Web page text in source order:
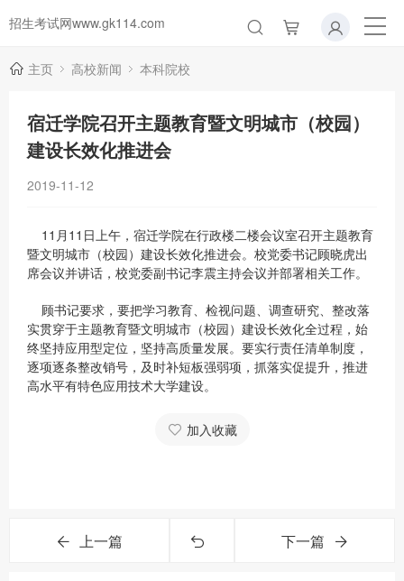
招生考试网www.gk114.com
主页 高校新闻 本科院校
宿迁学院召开主题教育暨文明城市（校园）
建设长效化推进会
2019-11-12
11月11日上午，宿迁学院在行政楼二楼会议室召开主题教育
暨文明城市（校园）建设长效化推进会。校党委书记顾晓虎出
席会议并讲话，校党委副书记李震主持会议并部署相关工作。
顾书记要求，要把学习教育、检视问题、调查研究、整改落
实贯穿于主题教育暨文明城市（校园）建设长效化全过程，始
终坚持应用型定位，坚持高质量发展。要实行责任清单制度，
逐项逐条整改销号，及时补短板强弱项，抓落实促提升，推进
高水平有特色应用技术大学建设。
加入收藏
上一篇 下一篇